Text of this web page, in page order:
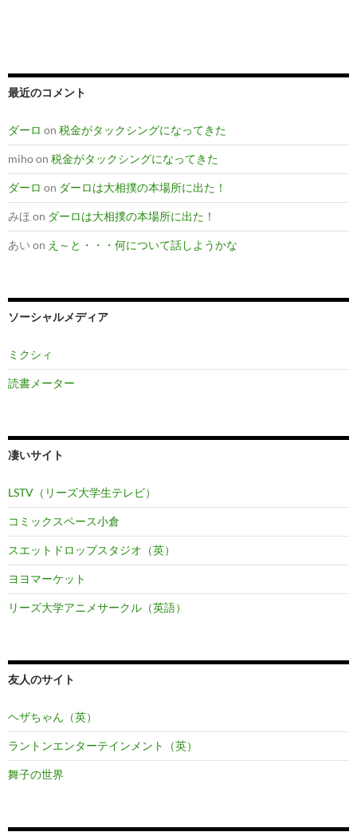
最近のコメント
ダーロ on 税金がタックシングになってきた
mihoon 税金がタックシングになってきた
ダーロ on ダーロは大相撲の本場所に出た！
みほ on ダーロは大相撲の本場所に出た！
あい on え～と・・・何について話しようかな
ソーシャルメディア
ミクシィ
読書メーター
凄いサイト
LSTV（リーズ大学生テレビ）
コミックスペース小倉
スエットドロップスタジオ（英）
ヨヨマーケット
リーズ大学アニメサークル（英語）
友人のサイト
ヘザちゃん（英）
ラントンエンターテインメント（英）
舞子の世界